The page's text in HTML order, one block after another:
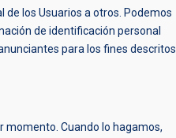
los Usuarios a otros. Podemos
de identificación personal
para los fines descritos
momento. Cuando lo hagamos,